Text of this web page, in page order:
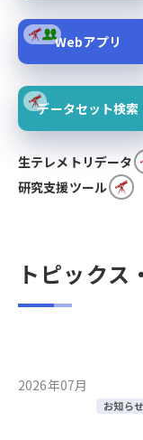
Webアプリ
データセット検索
生テレメトリデータ
研究支援ツール
トピックス
2026年07月
お知らせ